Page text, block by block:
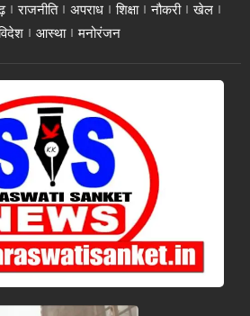
राजनीति अपराध शिक्षा नौकरी
खेल
आस्था मनोरंजन